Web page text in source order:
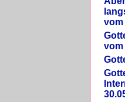
vom
vom